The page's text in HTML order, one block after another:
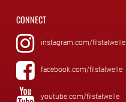
CONNECT
instagram.com/filstalwelle
facebook.com/filstalwelle
youtube.com/filstalwelle